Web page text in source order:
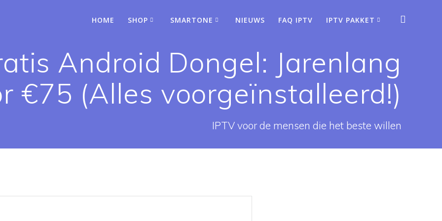
HOME SHOP SMARTONE NIEUWS FAQ IPTV IPTV PAKKET
Android Dongel: Jarenlang
€75 (Alles voorgeïnstalleerd!)
IPTV voor de mensen die het beste willen